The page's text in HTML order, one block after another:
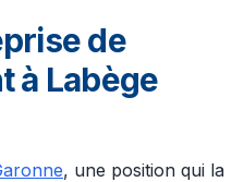
de
à Labège
, une position qui la